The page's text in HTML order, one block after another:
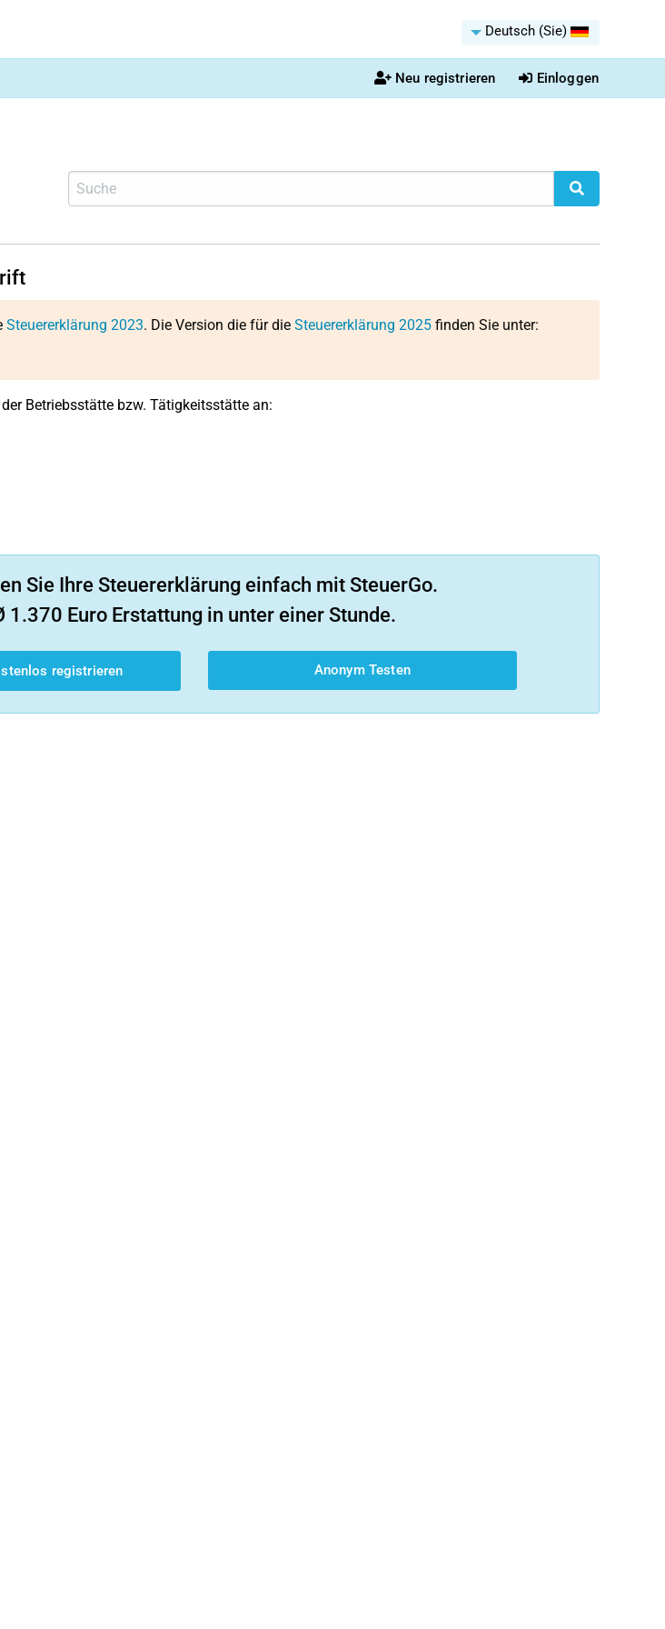
Deutsch (Sie)
Neu registrieren Einloggen
Steuererklärung 2023. Die Version die für die Steuererklärung 2025finden Sie unter:
Betriebsstätte bzw. Tätigkeitsstätte an:
Sie Ihre Steuererklärung einfach mit SteuerGo.
1.370 Euro Erstattung in unter einer Stunde.
registrieren Anonym Testen